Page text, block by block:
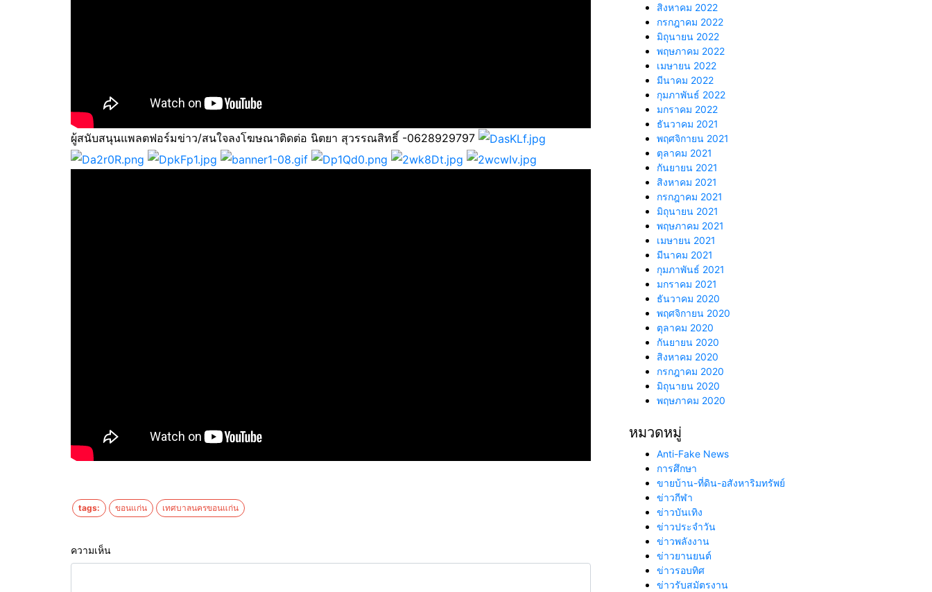
ผู้สนับสนุนแพลตฟอร์มข่าว/สนใจลงโฆษณาติดต่อ นิตยา สุวรรณสิทธิ์ -0628929797
tags: ขอนแก่น เทศบาลนครขอนแก่น
ความเห็น
สิงหาคม 2022
กรกฎาคม 2022
มิถุนายน 2022
พฤษภาคม 2022
เมษายน 2022
มีนาคม 2022
กุมภาพันธ์ 2022
มกราคม 2022
ธันวาคม 2021
พฤศจิกายน 2021
ตุลาคม 2021
กันยายน 2021
สิงหาคม 2021
กรกฎาคม 2021
มิถุนายน 2021
พฤษภาคม 2021
เมษายน 2021
มีนาคม 2021
กุมภาพันธ์ 2021
มกราคม 2021
ธันวาคม 2020
พฤศจิกายน 2020
ตุลาคม 2020
กันยายน 2020
สิงหาคม 2020
กรกฎาคม 2020
มิถุนายน 2020
พฤษภาคม 2020
หมวดหมู่
Anti-Fake News
การศึกษา
ขายบ้าน-ที่ดิน-อสังหาริมทรัพย์
ข่าวกีฬา
ข่าวบันเทิง
ข่าวประจำวัน
ข่าวพลังงาน
ข่าวยานยนต์
ข่าวรอบทิศ
ข่าวรับสมัตรงาน